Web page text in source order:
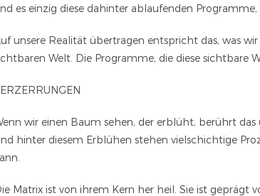
es einzig diese dahinter ablaufenden
unsere Realität übertragen entspricht das, was
Welt. Die Programme, die diese sichtbare
wir einen Baum sehen, der erblüht, berührt
hinter diesem Erblühen stehen vielschichtige
Matrix ist von ihrem Kern her heil. Sie ist geprägt